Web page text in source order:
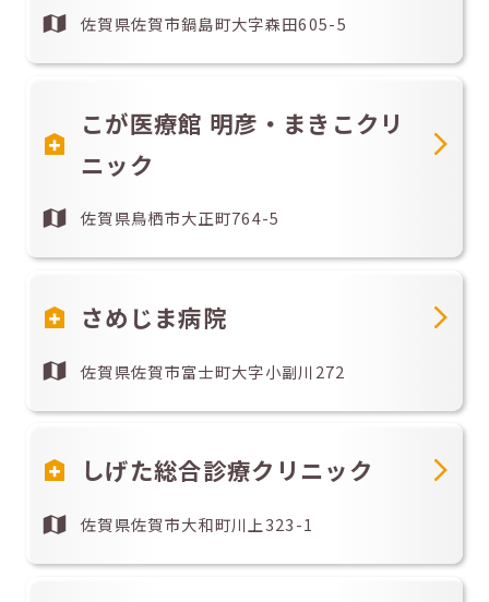
佐賀県佐賀市鍋島町大字森田605-5
こが医療館 明彦・まきこクリ
ニック
佐賀県鳥栖市大正町764-5
さめじま病院
佐賀県佐賀市富士町大字小副川272
しげた総合診療クリニック
佐賀県佐賀市大和町川上323-1